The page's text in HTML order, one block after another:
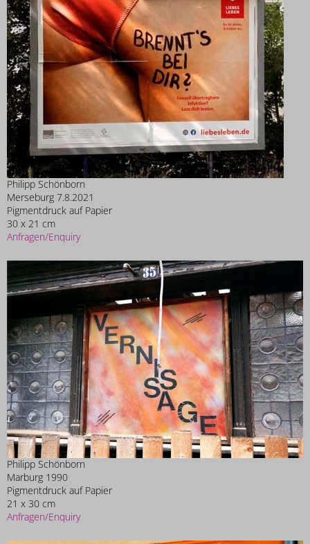
Philipp Schönborn
Merseburg 7.8.2021
Pigmentdruck auf Papier
30 x 21 cm
Anfragen/Enquiry
Philipp Schönborn
Marburg 1990
Pigmentdruck auf Papier
21 x 30 cm
Anfragen/Enquiry